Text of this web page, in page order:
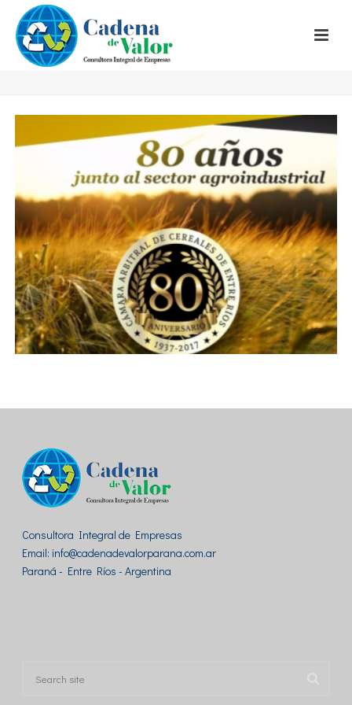
Camaras
Consultora Integral de Empresas
Email: info@cadenadevalorparana.com.ar
Paraná - Entre Ríos - Argentina